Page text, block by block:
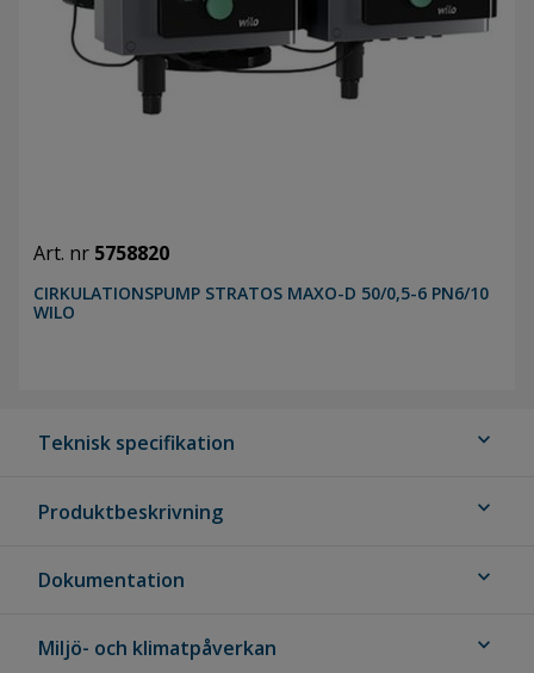
Art. nr 5758820
CIRKULATIONSPUMP STRATOS MAXO-D 50/0,5-6 PN6/10
WILO
Teknisk specifikation expand_more
Produktbeskrivning expand_more
Dokumentation expand_more
Miljö- och klimatpåverkan expand_more